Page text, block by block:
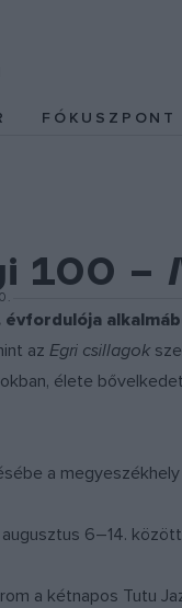
FÓKUSZPONT
100 –
évfordulója
az Egri csillagok
élete
a
6–14.
a kétnapos Tutu